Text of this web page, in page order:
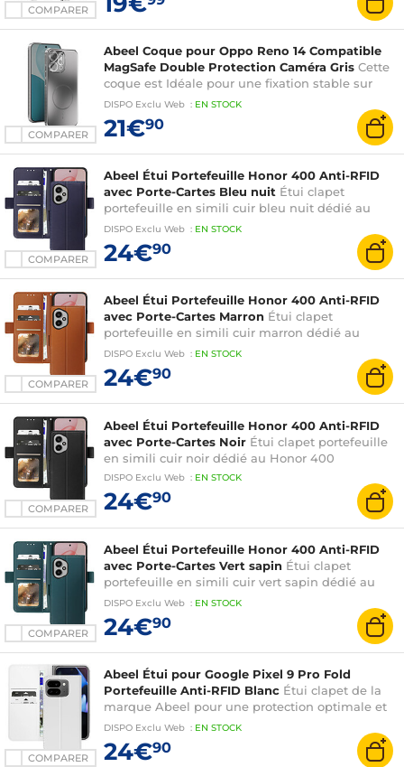
COMPARER
COMPARER
Abeel Coque pour Oppo Reno 14 Compatible
MagSafe Double Protection Caméra Gris Cette
coque est Idéale pour une fixation stable sur
support magnétique
DISPO Exclu Web : EN STOCK
21€90
COMPARER
Abeel Étui Portefeuille Honor 400 Anti-RFID
avec Porte-Cartes Bleu nuit Étui clapet
portefeuille en simili cuir bleu nuit dédié au
Honor 400
DISPO Exclu Web : EN STOCK
24€90
COMPARER
Abeel Étui Portefeuille Honor 400 Anti-RFID
avec Porte-Cartes Marron Étui clapet
portefeuille en simili cuir marron dédié au
Honor 400
DISPO Exclu Web : EN STOCK
24€90
COMPARER
Abeel Étui Portefeuille Honor 400 Anti-RFID
avec Porte-Cartes Noir Étui clapet portefeuille
en simili cuir noir dédié au Honor 400
DISPO Exclu Web : EN STOCK
24€90
COMPARER
Abeel Étui Portefeuille Honor 400 Anti-RFID
avec Porte-Cartes Vert sapin Étui clapet
portefeuille en simili cuir vert sapin dédié au
Honor 400
DISPO Exclu Web : EN STOCK
24€90
COMPARER
Abeel Étui pour Google Pixel 9 Pro Fold
Portefeuille Anti-RFID Blanc Étui clapet de la
marque Abeel pour une protection optimale et
élégante de votre Google Pixel 9 Pro Fold
DISPO Exclu Web : EN STOCK
24€90